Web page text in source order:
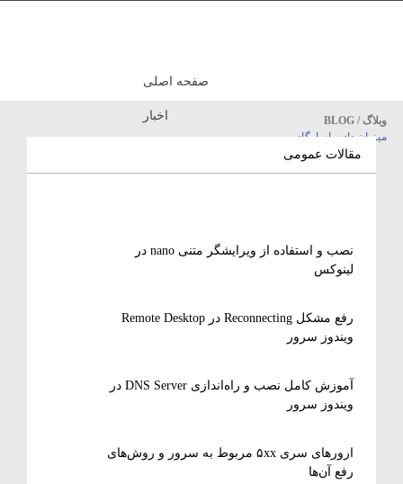
وبلاگ / BLOG
میزبان داده پاسارگاد
صفحه اصلی
اخبار
مقالات عمومی
نصب و استفاده از ویرایشگر متنی nano در
لینوکس
رفع مشکل Reconnecting در Remote Desktop
ویندوز سرور
آموزش کامل نصب و راه‌اندازی DNS Server در
ویندوز سرور
ارورهای سری ۵xx مربوط به سرور و روش‌های
رفع آن‌ها